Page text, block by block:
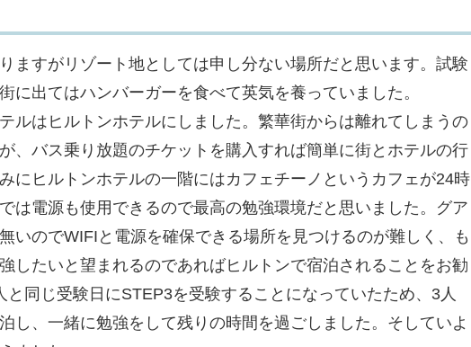
ますがリゾート地としては申し分ない場所だと思います。試験
に出てはハンバーガーを食べて英気を養っていました。
ルはヒルトンホテルにしました。繁華街からは離れてしまうの
、バス乗り放題のチケットを購入すれば簡単に街とホテルの行
にヒルトンホテルの一階にはカフェチーノというカフェが24時
は電源も使用できるので最高の勉強環境だと思いました。グア
いのでWIFIと電源を確保できる場所を見つけるのが難しく、も
したいと望まれるのであればヒルトンで宿泊されることをお勧
と同じ受験日にSTEP3を受験することになっていたため、3人
し、一緒に勉強をして残りの時間を過ごしました。そしていよ